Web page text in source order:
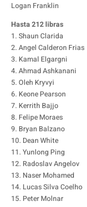
Logan Franklin
Hasta 212 libras
1. Shaun Clarida
2. Angel Calderon Frias
3. Kamal Elgargni
4. Ahmad Ashkanani
5. Oleh Kryvyi
6. Keone Pearson
7. Kerrith Bajjo
8. Felipe Moraes
9. Bryan Balzano
10. Dean White
11. Yunlong Ping
12. Radoslav Angelov
13. Naser Mohamed
14. Lucas Silva Coelho
15. Peter Molnar